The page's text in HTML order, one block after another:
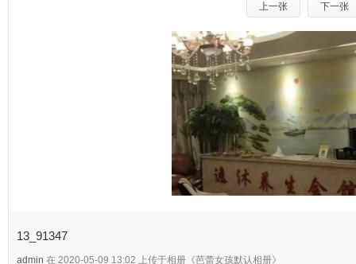
上一张 下一张
13_91347
admin 在 2020-05-09 13:02 上传于相册《芭蕾女孩默认相册》